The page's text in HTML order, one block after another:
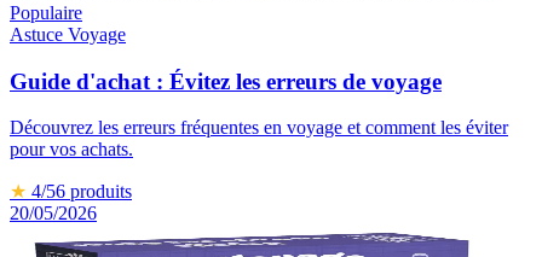
Populaire
Astuce Voyage
Guide d'achat : Évitez les erreurs de voyage
Découvrez les erreurs fréquentes en voyage et comment les éviter
pour vos achats.
★ 4/56 produits
20/05/2026